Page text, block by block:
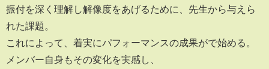
振付を深く理解し解像度をあげるために、先生から与えら
れた課題。
これによって、着実にパフォーマンスの成果がで始める。
メンバー自身もその変化を実感し、